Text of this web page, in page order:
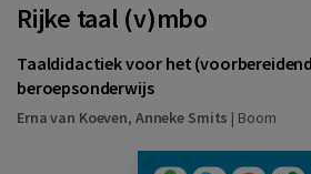
Rijke taal (v)mbo
Taaldidactiek voor het
beroepsonderwijs
Erna van Koeven, Anneke Smits | Boom